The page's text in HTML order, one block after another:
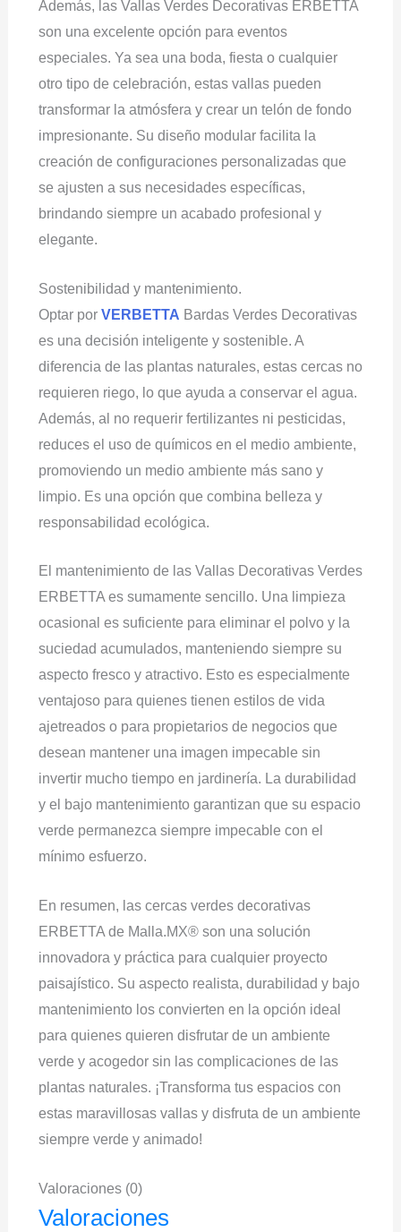
Además, las Vallas Verdes Decorativas ERBETTA
son una excelente opción para eventos
especiales. Ya sea una boda, fiesta o cualquier
otro tipo de celebración, estas vallas pueden
transformar la atmósfera y crear un telón de fondo
impresionante. Su diseño modular facilita la
creación de configuraciones personalizadas que
se ajusten a sus necesidades específicas,
brindando siempre un acabado profesional y
elegante.
Sostenibilidad y mantenimiento.
Optar por VERBETTA Bardas Verdes Decorativas
es una decisión inteligente y sostenible. A
diferencia de las plantas naturales, estas cercas no
requieren riego, lo que ayuda a conservar el agua.
Además, al no requerir fertilizantes ni pesticidas,
reduces el uso de químicos en el medio ambiente,
promoviendo un medio ambiente más sano y
limpio. Es una opción que combina belleza y
responsabilidad ecológica.
El mantenimiento de las Vallas Decorativas Verdes
ERBETTA es sumamente sencillo. Una limpieza
ocasional es suficiente para eliminar el polvo y la
suciedad acumulados, manteniendo siempre su
aspecto fresco y atractivo. Esto es especialmente
ventajoso para quienes tienen estilos de vida
ajetreados o para propietarios de negocios que
desean mantener una imagen impecable sin
invertir mucho tiempo en jardinería. La durabilidad
y el bajo mantenimiento garantizan que su espacio
verde permanezca siempre impecable con el
mínimo esfuerzo.
En resumen, las cercas verdes decorativas
ERBETTA de Malla.MX® son una solución
innovadora y práctica para cualquier proyecto
paisajístico. Su aspecto realista, durabilidad y bajo
mantenimiento los convierten en la opción ideal
para quienes quieren disfrutar de un ambiente
verde y acogedor sin las complicaciones de las
plantas naturales. ¡Transforma tus espacios con
estas maravillosas vallas y disfruta de un ambiente
siempre verde y animado!
Valoraciones (0)
Valoraciones